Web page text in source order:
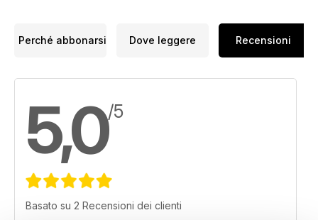
Perché abbonarsi Dove leggere Recensioni
5,0/5
Basato su 2 Recensioni dei clienti